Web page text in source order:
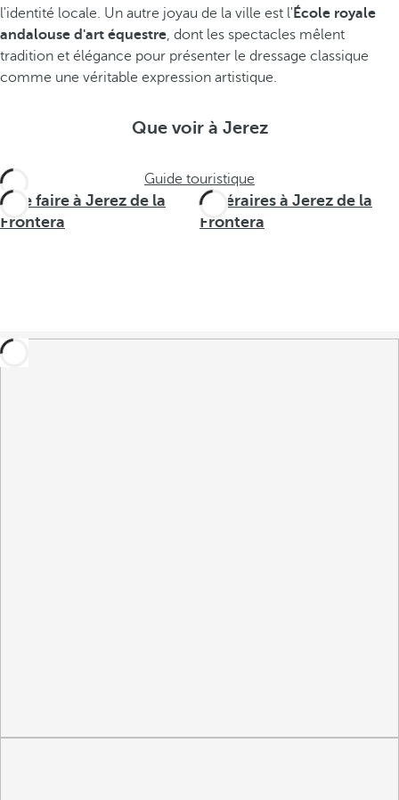
l'identité locale. Un autre joyau de la ville est l' École royale
andalouse d'art équestre, dont les spectacles mêlent
tradition et élégance pour présenter le dressage classique
comme une véritable expression artistique.
Que voir à Jerez
Guide touristique
Que faire à Jerez de la
Frontera
Itinéraires à Jerez de la
Frontera